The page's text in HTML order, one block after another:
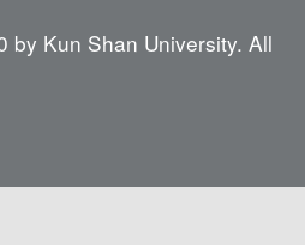
by Kun Shan University. All